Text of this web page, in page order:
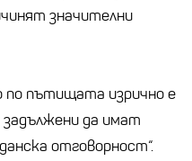
значителни
пътищата изрично е
да имат
отговорност“.